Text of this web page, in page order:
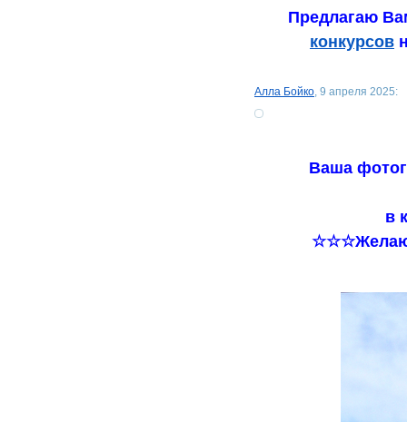
Предлагаю
конкурсов
Алла Бойко, 9 апреля 2025:
Ваша
в
☆☆☆Желаю